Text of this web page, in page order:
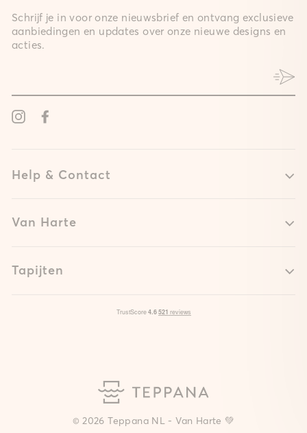
Help & Contact
Van Harte
Tapijten
Schrijf je in voor onze nieuwsbrief en ontvang exclusieve
aanbiedingen en updates over onze nieuwe designs en
acties.
Instagram
© 2026 Teppana NL - Van Harte 💚